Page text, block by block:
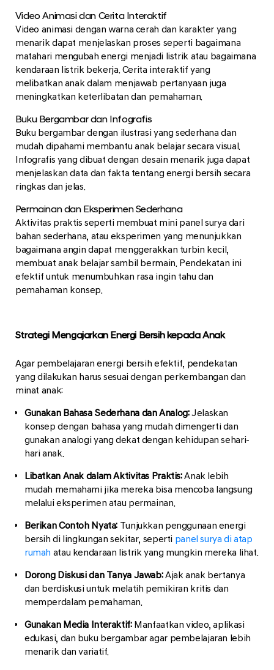
Video Animasi dan Cerita Interaktif
Video animasi dengan warna cerah dan karakter yang
menarik dapat menjelaskan proses seperti bagaimana
matahari mengubah energi menjadi listrik atau bagaimana
kendaraan listrik bekerja. Cerita interaktif yang
melibatkan anak dalam menjawab pertanyaan juga
meningkatkan keterlibatan dan pemahaman.
Buku Bergambar dan Infografis
Buku bergambar dengan ilustrasi yang sederhana dan
mudah dipahami membantu anak belajar secara visual.
Infografis yang dibuat dengan desain menarik juga dapat
menjelaskan data dan fakta tentang energi bersih secara
ringkas dan jelas.
Permainan dan Eksperimen Sederhana
Aktivitas praktis seperti membuat mini panel surya dari
bahan sederhana, atau eksperimen yang menunjukkan
bagaimana angin dapat menggerakkan turbin kecil,
membuat anak belajar sambil bermain. Pendekatan ini
efektif untuk menumbuhkan rasa ingin tahu dan
pemahaman konsep.
Strategi Mengajarkan Energi Bersih kepada Anak
Agar pembelajaran energi bersih efektif, pendekatan
yang dilakukan harus sesuai dengan perkembangan dan
minat anak:
Gunakan Bahasa Sederhana dan Analog:Jelaskan
konsep dengan bahasa yang mudah dimengerti dan
gunakan analogi yang dekat dengan kehidupan sehari-
hari anak.
Libatkan Anak dalam Aktivitas Praktis:Anak lebih
mudah memahami jika mereka bisa mencoba langsung
melalui eksperimen atau permainan.
Berikan Contoh Nyata: Tunjukkan penggunaan energi
bersih di lingkungan sekitar, seperti panel surya di atap
rumah atau kendaraan listrik yang mungkin mereka lihat.
Dorong Diskusi dan Tanya Jawab:Ajak anak bertanya
dan berdiskusi untuk melatih pemikiran kritis dan
memperdalam pemahaman.
Gunakan Media Interaktif:Manfaatkan video, aplikasi
edukasi, dan buku bergambar agar pembelajaran lebih
menarik dan variatif.